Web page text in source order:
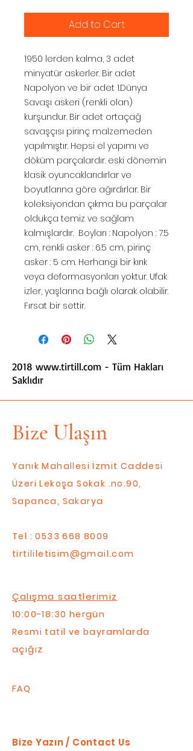
Add to Cart
1950 lerden kalma, 3 adet
minyatür askerler. Bir adet
Napolyon ve bir adet 1.Dünya
Savaşı askeri (renkli olan)
kurşundur. Bir adet ortaçağ
savaşçısı pirinç malzemeden
yapılmıştır. Hepsi el yapımı ve
döküm parçalardır. eski dönemin
klasik oyuncaklarıdırlar ve
boyutlarına göre ağırdırlar. Bir
koleksiyondan çıkma bu parçalar
oldukça temiz ve sağlam
kalmışlardır. Boyları : Napolyon : 7.5
cm, renkli asker : 6.5 cm, pirinç
asker : 5 cm. Herhangi bir kırık
veya deformasyonları yoktur. Ufak
izler, yaşlarına bağlı olarak olabilir.
Fırsat bir settir.
2018 www.tirtill.com - Tüm Hakları
Saklıdır
Bize Ulaşın
Yanık Mahallesi İzmit Caddesi
Üzeri Lekoşa Sokak .no.90,
Sapanca, Sakarya
Tel :0533 668 8009
tirtililetisim@gmail.com
Çalışma saatlerimiz
10:00-18:30 hergün
Resmi tatil ve bayramlarda
açığız
FAQ
Bize Yazın / Contact Us